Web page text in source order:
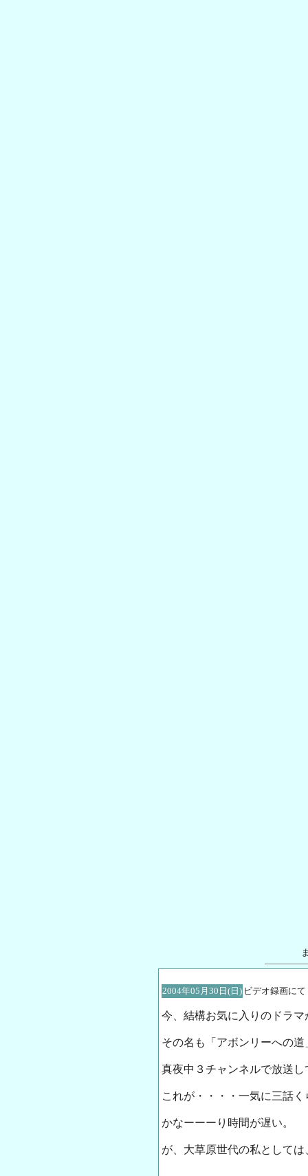
2004年05月30日(日) ビデオ録画に
今、結構お気に入りのドラマ
その名も「アボンリーへの道
真夜中３チャンネルで放送
これが・・・・一気に三話
かなーーーり時間が遅い。
が、大草原世代の私として